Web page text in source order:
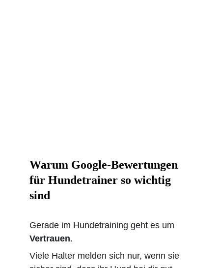
Warum Google-Bewertungen
für Hundetrainer so wichtig
sind
Gerade im Hundetraining geht es um
Vertrauen.
Viele Halter melden sich nur, wenn sie